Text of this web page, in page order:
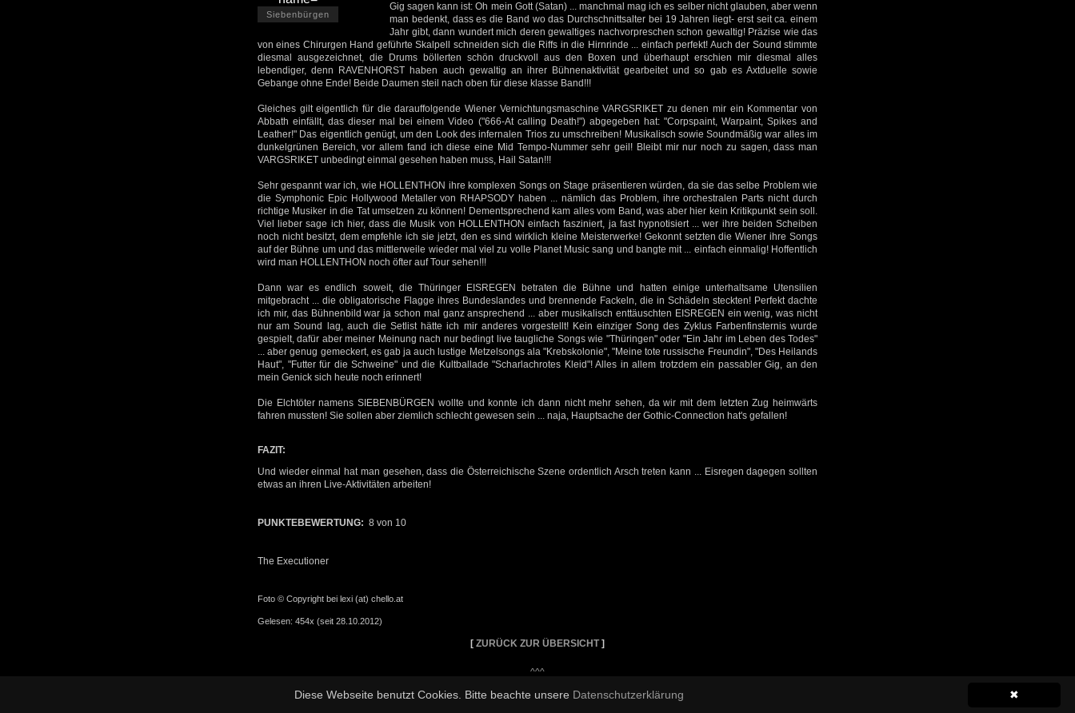
Siebenbürgen
Gig sagen kann ist: Oh mein Gott (Satan) ... manchmal mag ich es selber nicht glauben, aber wenn
man bedenkt, dass es die Band wo das Durchschnittsalter bei 19 Jahren liegt- erst seit ca. einem
Jahr gibt, dann wundert mich deren gewaltiges nachvorpreschen schon gewaltig! Präzise wie das
von eines Chirurgen Hand geführte Skalpell schneiden sich die Riffs in die Hirnrinde ... einfach perfekt! Auch der Sound stimmte
diesmal ausgezeichnet, die Drums böllerten schön druckvoll aus den Boxen und überhaupt erschien mir diesmal alles
lebendiger, denn RAVENHORST haben auch gewaltig an ihrer Bühnenaktivität gearbeitet und so gab es Axtduelle sowie
Gebange ohne Ende! Beide Daumen steil nach oben für diese klasse Band!!!
Gleiches gilt eigentlich für die darauffolgende Wiener Vernichtungsmaschine VARGSRIKET zu denen mir ein Kommentar von
Abbath einfällt, das dieser mal bei einem Video ("666-At calling Death!") abgegeben hat: "Corpspaint, Warpaint, Spikes and
Leather!" Das eigentlich genügt, um den Look des infernalen Trios zu umschreiben! Musikalisch sowie Soundmäßig war alles im
dunkelgrünen Bereich, vor allem fand ich diese eine Mid Tempo-Nummer sehr geil! Bleibt mir nur noch zu sagen, dass man
VARGSRIKET unbedingt einmal gesehen haben muss, Hail Satan!!!
Sehr gespannt war ich, wie HOLLENTHON ihre komplexen Songs on Stage präsentieren würden, da sie das selbe Problem wie
die Symphonic Epic Hollywood Metaller von RHAPSODY haben ... nämlich das Problem, ihre orchestralen Parts nicht durch
richtige Musiker in die Tat umsetzen zu können! Dementsprechend kam alles vom Band, was aber hier kein Kritikpunkt sein soll.
Viel lieber sage ich hier, dass die Musik von HOLLENTHON einfach fasziniert, ja fast hypnotisiert ... wer ihre beiden Scheiben
noch nicht besitzt, dem empfehle ich sie jetzt, den es sind wirklich kleine Meisterwerke! Gekonnt setzten die Wiener ihre Songs
auf der Bühne um und das mittlerweile wieder mal viel zu volle Planet Music sang und bangte mit ... einfach einmalig! Hoffentlich
wird man HOLLENTHON noch öfter auf Tour sehen!!!
Dann war es endlich soweit, die Thüringer EISREGEN betraten die Bühne und hatten einige unterhaltsame Utensilien
mitgebracht ... die obligatorische Flagge ihres Bundeslandes und brennende Fackeln, die in Schädeln steckten! Perfekt dachte
ich mir, das Bühnenbild war ja schon mal ganz ansprechend ... aber musikalisch enttäuschten EISREGEN ein wenig, was nicht
nur am Sound lag, auch die Setlist hätte ich mir anderes vorgestellt! Kein einziger Song des Zyklus Farbenfinsternis wurde
gespielt, dafür aber meiner Meinung nach nur bedingt live taugliche Songs wie "Thüringen" oder "Ein Jahr im Leben des Todes"
... aber genug gemeckert, es gab ja auch lustige Metzelsongs ala "Krebskolonie", "Meine tote russische Freundin", "Des Heilands
Haut", "Futter für die Schweine" und die Kultballade "Scharlachrotes Kleid"! Alles in allem trotzdem ein passabler Gig, an den
mein Genick sich heute noch erinnert!
Die Elchtöter namens SIEBENBÜRGEN wollte und konnte ich dann nicht mehr sehen, da wir mit dem letzten Zug heimwärts
fahren mussten! Sie sollen aber ziemlich schlecht gewesen sein ... naja, Hauptsache der Gothic-Connection hat's gefallen!
FAZIT:
Und wieder einmal hat man gesehen, dass die Österreichische Szene ordentlich Arsch treten kann ... Eisregen dagegen sollten
etwas an ihren Live-Aktivitäten arbeiten!
PUNKTEBEWERTUNG: 8 von 10
The Executioner
Foto © Copyright bei lexi (at) chello.at
Gelesen: 454x (seit 28.10.2012)
[ ZURÜCK ZUR ÜBERSICHT ]
^^^
✖
Diese Webseite benutzt Cookies. Bitte beachte unsere Datenschutzerklärung